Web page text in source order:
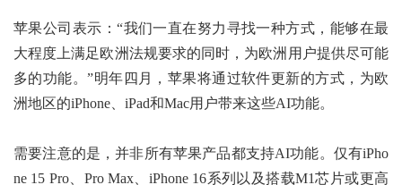
苹果公司表示：“我们一直在努力寻找一种方式，能够在最
大程度上满足欧洲法规要求的同时，为欧洲用户提供尽可能
多的功能。”明年四月，苹果将通过软件更新的方式，为欧
洲地区的iPhone、iPad和Mac用户带来这些AI功能。
需要注意的是，并非所有苹果产品都支持AI功能。仅有iPho
ne 15 Pro、Pro Max、iPhone 16系列以及搭载M1芯片或更高